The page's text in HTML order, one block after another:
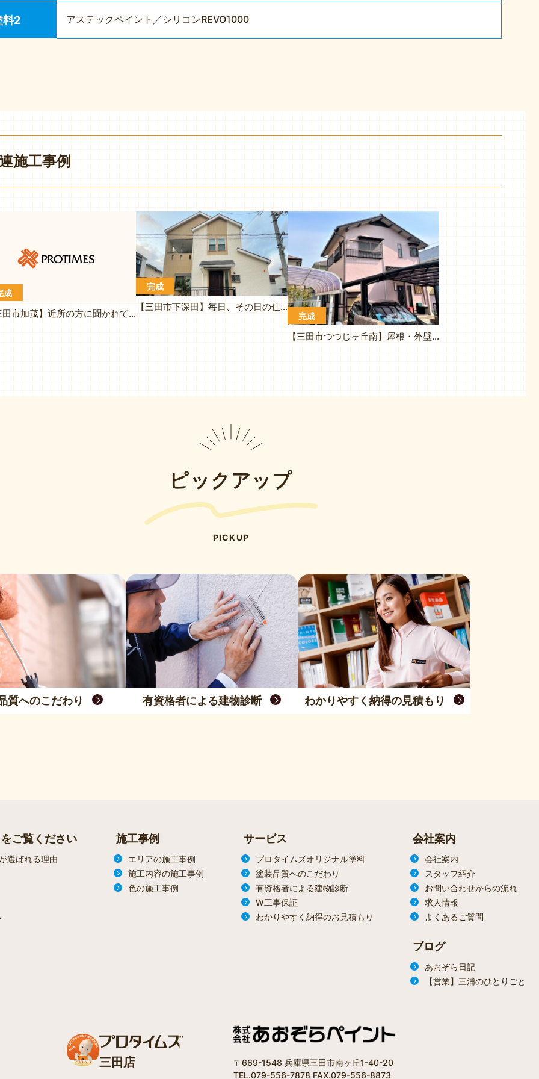
料2 アステックペイント／シリコンREVO1000
施工事例
成
【三田市加茂】近所の方に聞かれてもおすすめできる会社だと思います
完成
【三田市下深田】毎日、その日の仕事内容の説明もあったので安心してお任せできました
完成
【三田市つつじヶ丘南】屋根・外壁塗装工事（N様邸)
ピックアップ
PICKUP
質へのこだわり 有資格者による建物診断 わかりやすく納得の見積もり
ご覧ください
選ばれる理由
施工事例
エリアの施工事例
施工内容の施工事例
色の施工事例
サービス
プロタイムズオリジナル塗料
塗装品質へのこだわり
有資格者による建物診断
W工事保証
わかりやすく納得のお見積もり
会社案内
会社案内
スタッフ紹介
お問い合わせからの流れ
求人情報
よくあるご質問
ブログ
あおぞら日記
【営業】三浦のひとりごと
三田店
〒669-1548 兵庫県三田市南ヶ丘1-40-20
TEL.079-556-7878 FAX.079-556-8873